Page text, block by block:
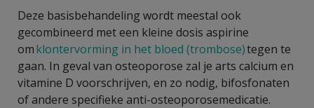
Deze basisbehandeling wordt meestal ook
gecombineerd met een kleine dosis aspirine
omklontervorming in het bloed (trombose)tegen te
gaan. In geval van osteoporose zal je arts calcium en
vitamine D voorschrijven, en zo nodig, bifosfonaten
of andere specifieke anti-osteoporosemedicatie.